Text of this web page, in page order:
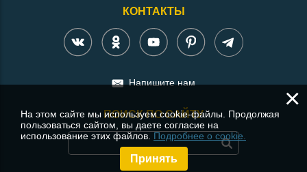
КОНТАКТЫ
Напишите нам
ПОИСК ПО САЙТУ
×
На этом сайте мы используем cookie-файлы. Продолжая
пользоваться сайтом, вы даете согласие на
использование этих файлов. Подробнее о cookie.
Принять